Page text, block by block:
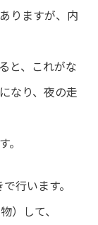
りますが、内
と、これがな
なり、夜の走
行います。
）して、